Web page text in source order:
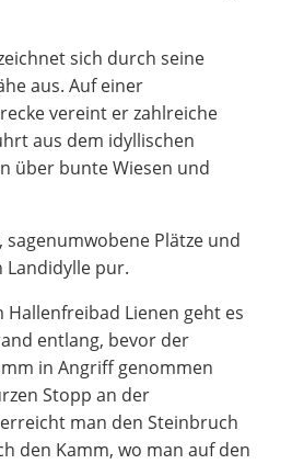
sich durch seine
aus. Auf einer
vereint er zahlreiche
aus dem idyllischen
über bunte Wiesen und
sagenumwobene Plätze und
Landidylle pur.
Lienen geht es
entlang, bevor der
in Angriff genommen
Stopp an der
man den Steinbruch
den Kamm, wo man auf den